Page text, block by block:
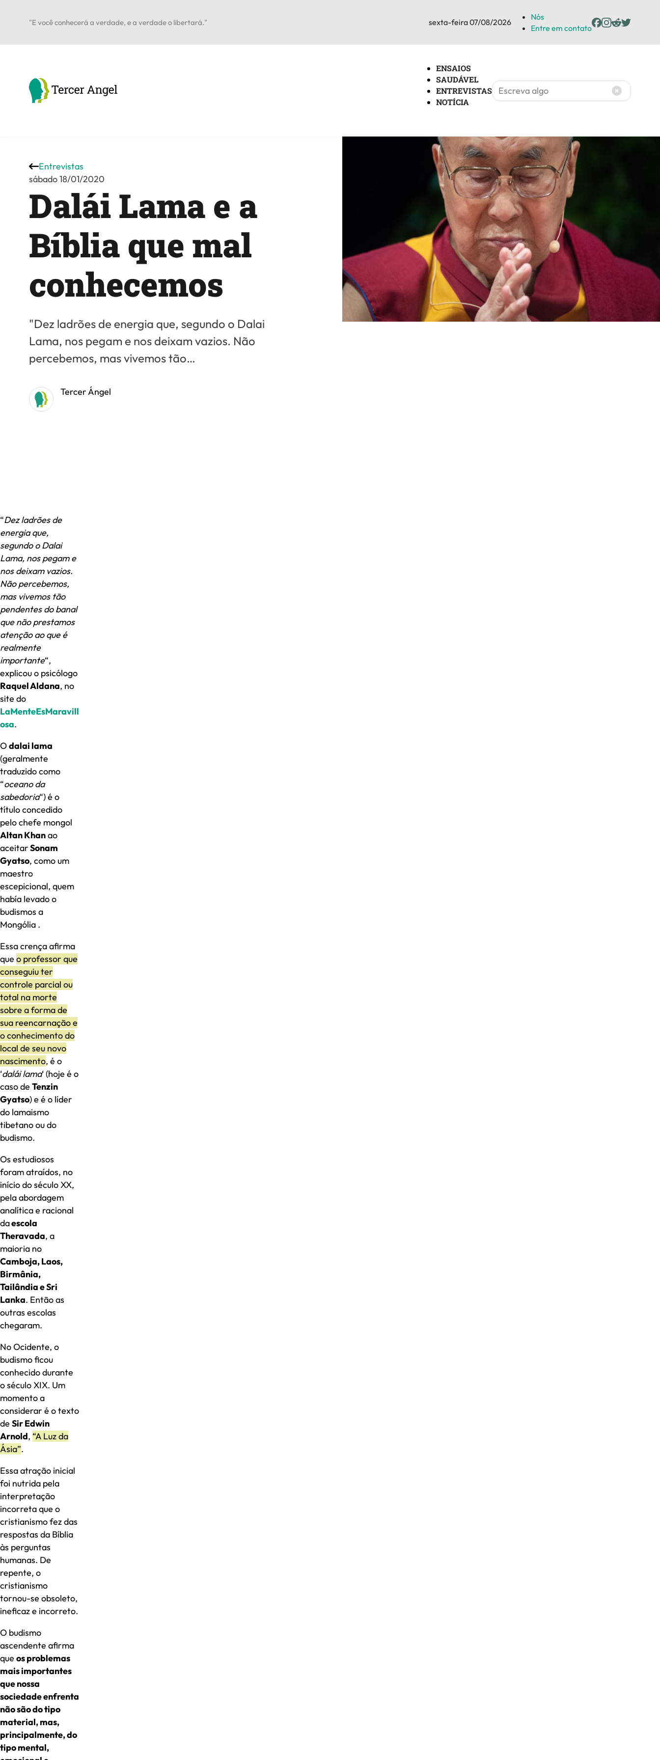
"E você conhecerá a verdade, e a verdade o libertará." sexta-feira 07/08/2026
Nós
Entre em contato
ENSAIOS
SAUDÁVEL
ENTREVISTAS
NOTÍCIA
Dalái Lama e a
Bíblia que mal
conhecemos
Entrevistas
sábado 18/01/2020
"Dez ladrões de energia que, segundo o Dalai
Lama, nos pegam e nos deixam vazios. Não
percebemos, mas vivemos tão…
Tercer Ángel
“Dez ladrões de
energia que,
segundo o Dalai
Lama, nos pegam e
nos deixam vazios.
Não percebemos,
mas vivemos tão
pendentes do banal
que não prestamos
atenção ao que é
realmente
importante“,
explicou o psicólogo
Raquel Aldana, no
site do
LaMenteEsMaravill
osa.
Odalai lama
(geralmente
traduzido como
“oceano da
sabedoria“) é o
título concedido
pelo chefe mongol
Altan Khanao
aceitarSonam
Gyatso, como um
maestro
escepicional, quem
había levado o
budismos a
Mongólia .
Essa crença afirma
que o professor que
conseguiu ter
controle parcial ou
total na morte
sobre a forma de
sua reencarnação e
o conhecimento do
local de seu novo
nascimento, é o
‘dalái lama‘ (hoje é o
caso de Tenzin
Gyatso) e é o líder
do lamaismo
tibetano ou do
budismo.
Os estudiosos
foram atraídos, no
início do século XX,
pela abordagem
analítica e racional
daescola
Theravada, a
maioria no
Camboja, Laos,
Birmânia,
Tailândia e Sri
Lanka. Então as
outras escolas
chegaram.
No Ocidente, o
budismo ficou
conhecido durante
o século XIX. Um
momento a
considerar é o texto
de Sir Edwin
Arnold, “A Luz da
Ásia”.
Essa atração inicial
foi nutrida pela
interpretação
incorreta que o
cristianismo fez das
respostas da Bíblia
às perguntas
humanas. De
repente, o
cristianismo
tornou-se obsoleto,
ineficaz e incorreto.
O budismo
ascendente afirma
que os problemas
mais importantes
que nossa
sociedade enfrenta
não são do tipo
material, mas,
principalmente, do
tipo mental,